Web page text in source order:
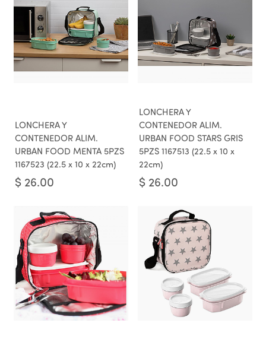
LONCHERA Y
CONTENEDOR ALIM.
URBAN FOOD MENTA 5PZS
1167523 (22.5 x 10 x 22cm)
$ 26.00
LONCHERA Y
CONTENEDOR ALIM.
URBAN FOOD STARS GRIS
5PZS 1167513 (22.5 x 10 x
22cm)
$ 26.00